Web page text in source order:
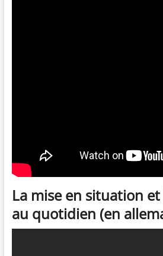
La mise en situation
au quotidien (en